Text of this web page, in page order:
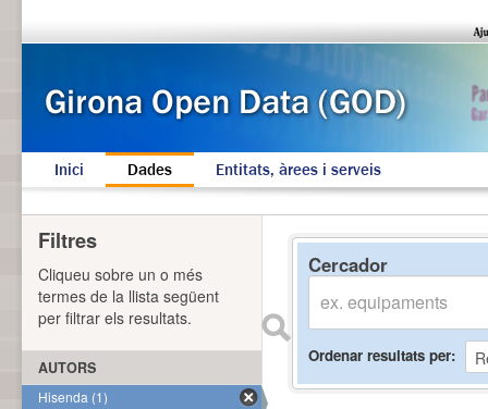
Inici Dades Entitats, àrees i serveis
Cercador
Ordenar resultats per
Filtres
Cliqueu sobre un o més
termes de la llista següent
per filtrar els resultats.
AUTORS
Hisenda (1)